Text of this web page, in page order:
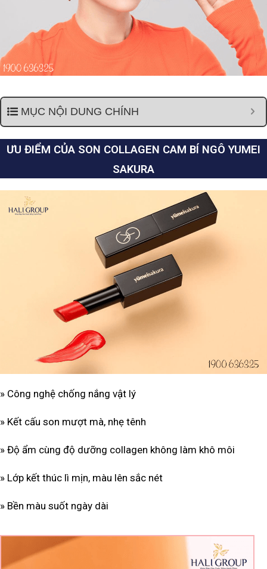
MỤC NỘI DUNG CHÍNH
ƯU ĐIỂM CỦA SON COLLAGEN CAM BÍ NGÔ YUMEI
SAKURA
» Công nghệ chống nắng vật lý
» Kết cấu son mượt mà, nhẹ tênh
» Độ ẩm cùng độ dưỡng collagen không làm khô môi
» Lớp kết thúc lì mịn, màu lên sắc nét
» Bền màu suốt ngày dài